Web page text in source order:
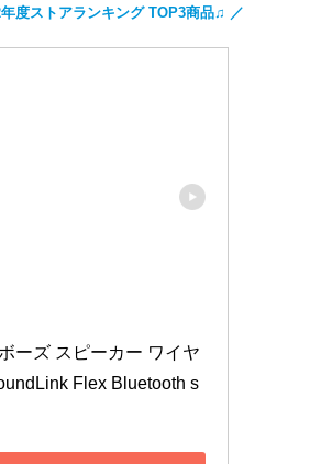
度ストアランキング TOP3商品♫ ／
ーズ スピーカー ワイヤ
Flex Bluetooth s